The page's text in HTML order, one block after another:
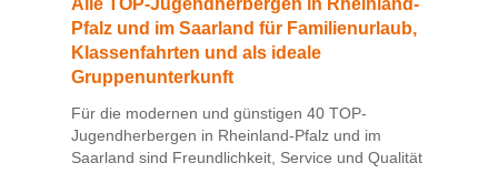
Pfalz und im Saarland für Familienurlaub,
Klassenfahrten und als ideale
Gruppenunterkunft
Für die modernen und günstigen 40 TOP-
Jugendherbergen in Rheinland-Pfalz und im
Saarland sind Freundlichkeit, Service und Qualität